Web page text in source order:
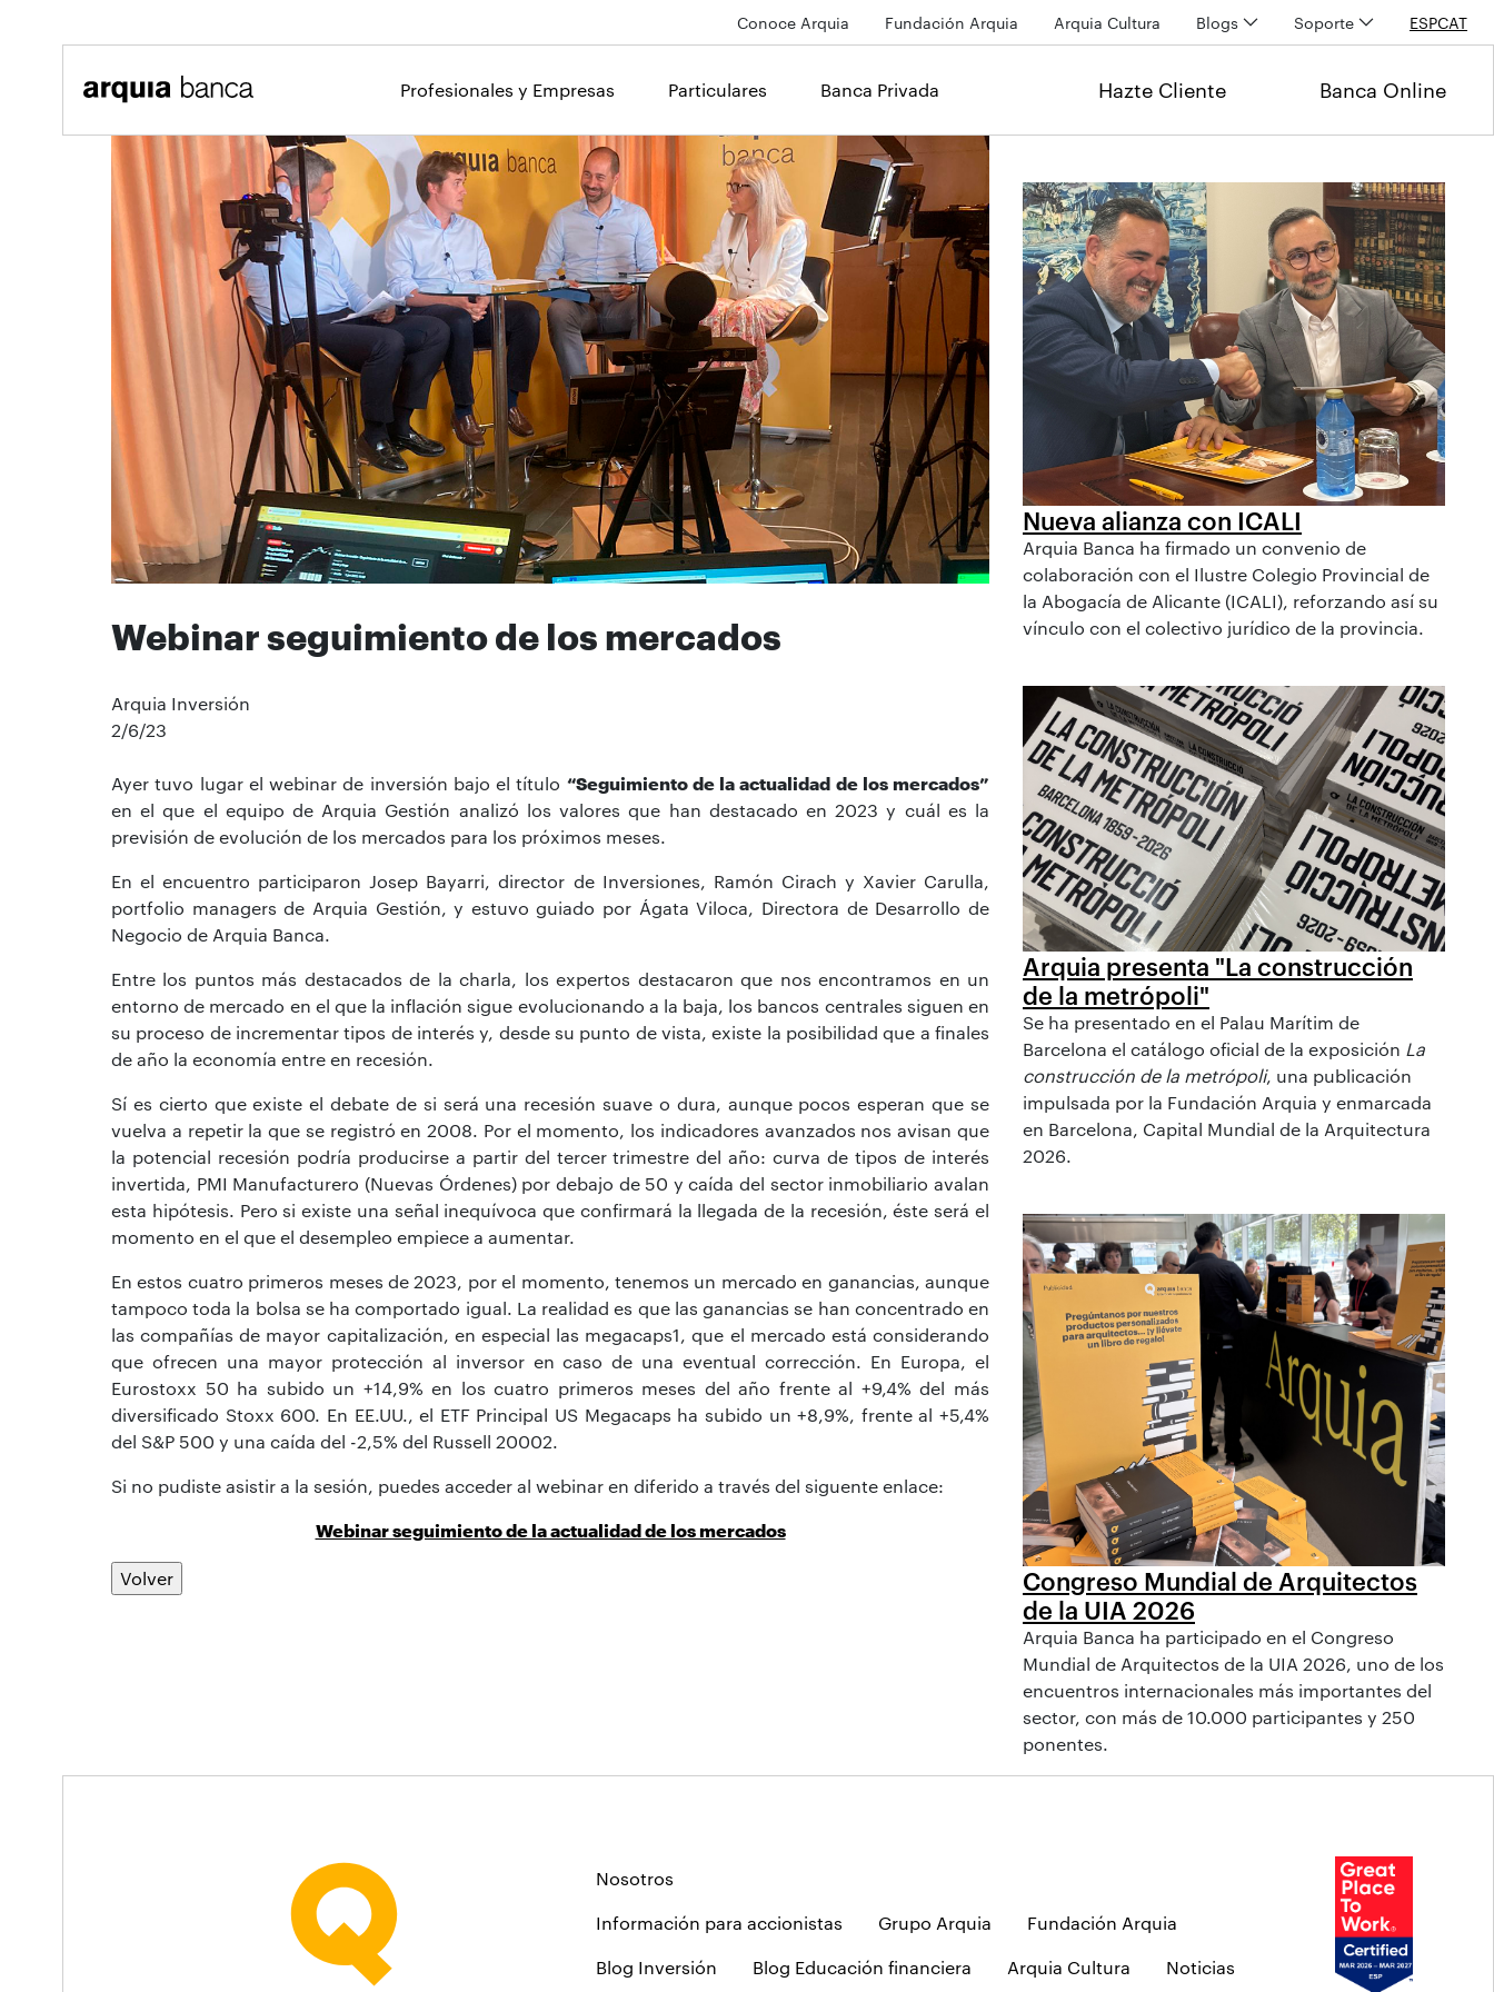
Conoce Arquia Fundación Arquia Arquia Cultura Blogs Soporte ESPCAT
Profesionales y Empresas Particulares Banca Privada Hazte Cliente Banca Online
Webinar seguimiento de los mercados
Arquia Inversión
2/6/23
Ayer tuvo lugar el webinar de inversión bajo el título “Seguimiento de la actualidad de los mercados”
en el que el equipo de Arquia Gestión analizó los valores que han destacado en 2023 y cuál es la
previsión de evolución de los mercados para los próximos meses.
En el encuentro participaron Josep Bayarri, director de Inversiones, Ramón Cirach y Xavier Carulla,
portfolio managers de Arquia Gestión, y estuvo guiado por Ágata Viloca, Directora de Desarrollo de
Negocio de Arquia Banca.
Entre los puntos más destacados de la charla, los expertos destacaron que nos encontramos en un
entorno de mercado en el que la inflación sigue evolucionando a la baja, los bancos centrales siguen en
su proceso de incrementar tipos de interés y, desde su punto de vista, existe la posibilidad que a finales
de año la economía entre en recesión.
Sí es cierto que existe el debate de si será una recesión suave o dura, aunque pocos esperan que se
vuelva a repetir la que se registró en 2008. Por el momento, los indicadores avanzados nos avisan que
la potencial recesión podría producirse a partir del tercer trimestre del año: curva de tipos de interés
invertida, PMI Manufacturero (Nuevas Órdenes) por debajo de 50 y caída del sector inmobiliario avalan
esta hipótesis. Pero si existe una señal inequívoca que confirmará la llegada de la recesión, éste será el
momento en el que el desempleo empiece a aumentar.
En estos cuatro primeros meses de 2023, por el momento, tenemos un mercado en ganancias, aunque
tampoco toda la bolsa se ha comportado igual. La realidad es que las ganancias se han concentrado en
las compañías de mayor capitalización, en especial las megacaps1, que el mercado está considerando
que ofrecen una mayor protección al inversor en caso de una eventual corrección. En Europa, el
Eurostoxx 50 ha subido un +14,9% en los cuatro primeros meses del año frente al +9,4% del más
diversificado Stoxx 600. En EE.UU., el ETF Principal US Megacaps ha subido un +8,9%, frente al +5,4%
del S&P 500 y una caída del -2,5% del Russell 20002.
Si no pudiste asistir a la sesión, puedes acceder al webinar en diferido a través del siguente enlace:
Webinar seguimiento de la actualidad de los mercados
Volver
Nueva alianza con ICALI
Arquia Banca ha firmado un convenio de
colaboración con el Ilustre Colegio Provincial de
la Abogacía de Alicante (ICALI), reforzando así su
vínculo con el colectivo jurídico de la provincia.
Arquia presenta "La construcción
de la metrópoli"
Se ha presentado en el Palau Marítim de
Barcelona el catálogo oficial de la exposición La
construcción de la metrópoli, una publicación
impulsada por la Fundación Arquia y enmarcada
en Barcelona, Capital Mundial de la Arquitectura
2026.
Congreso Mundial de Arquitectos
de la UIA 2026
Arquia Banca ha participado en el Congreso
Mundial de Arquitectos de la UIA 2026, uno de los
encuentros internacionales más importantes del
sector, con más de 10.000 participantes y 250
ponentes.
Nosotros
Información para accionistas Grupo Arquia Fundación Arquia
Blog Inversión Blog Educación financiera Arquia Cultura Noticias